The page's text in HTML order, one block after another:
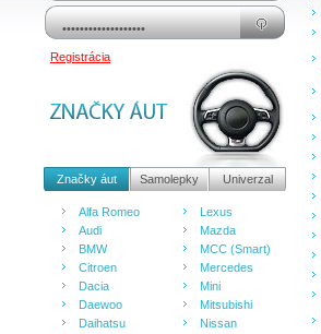
Registrácia
Značky áut Samolepky Univerzal
Alfa Romeo
Audi
BMW
Citroen
Dacia
Daewoo
Daihatsu
Lexus
Mazda
MCC (Smart)
Mercedes
Mini
Mitsubishi
Nissan